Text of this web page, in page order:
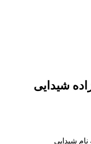
شیدایی